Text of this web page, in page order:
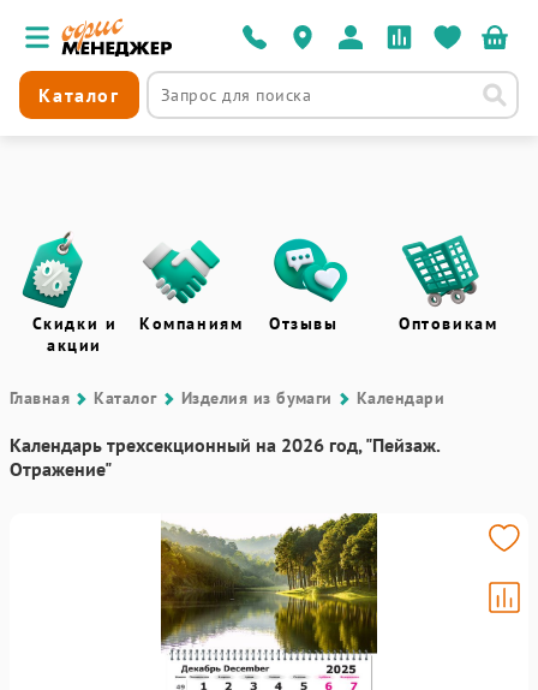
Каталог
Скидки и
акции
Компаниям Отзывы Оптовикам
Главная Каталог Изделия из бумаги Календари
Календарь трехсекционный на 2026 год, "Пейзаж.
Отражение"